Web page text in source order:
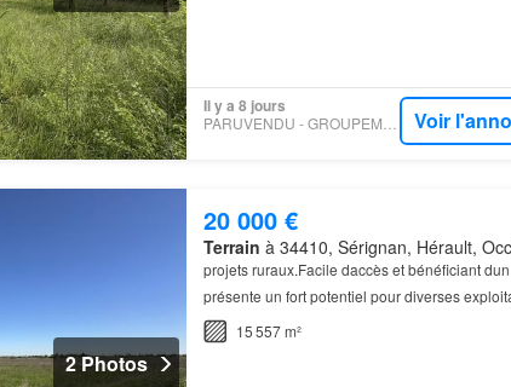
Il y a 8 jours
Voir
2 Photos
20 000 €
Terrain à 34410, Sérignan, Hérault,
projets ruraux.Facile daccès et bénéficiant
présente un fort potentiel pour diverses
vergers d
15 557 m²